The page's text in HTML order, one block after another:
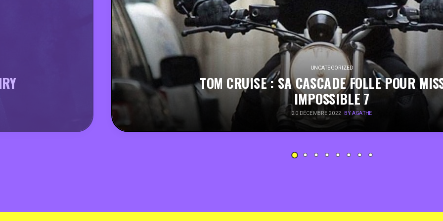
UNCATEGORIZED
TOM CRUISE : SA CASCADE FOLLE POUR
IMPOSSIBLE 7
20 DÉCEMBRE 2022 BY AGATHE